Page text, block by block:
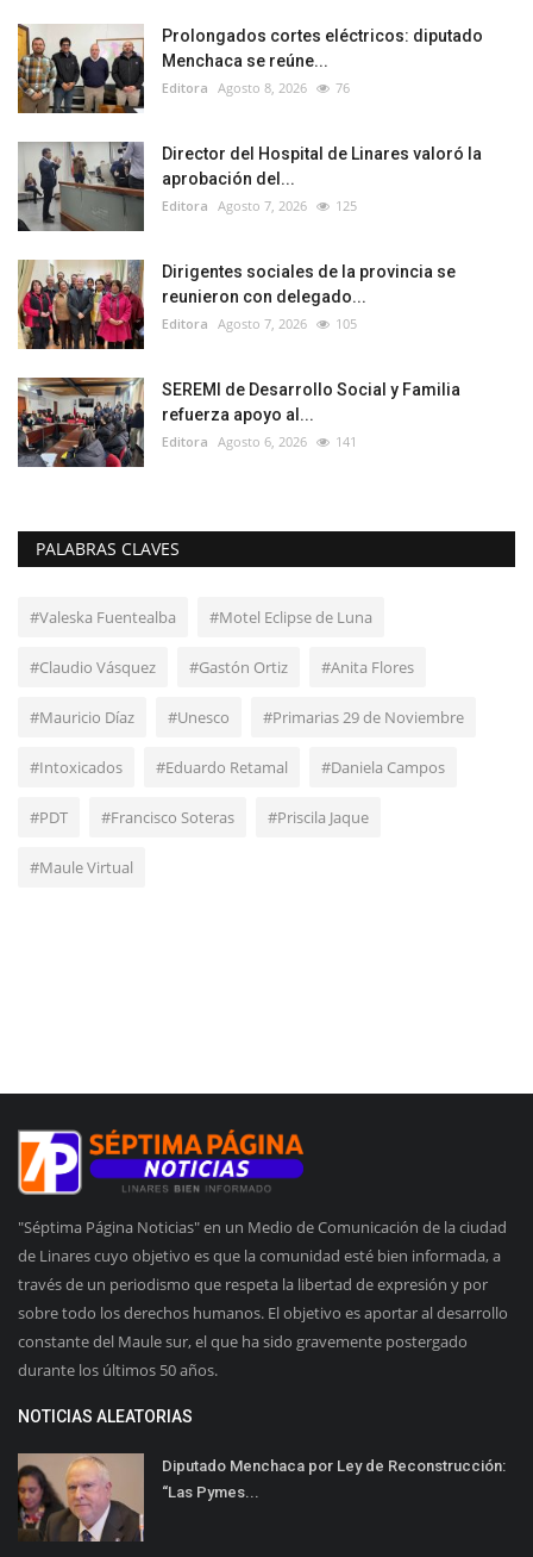
Prolongados cortes eléctricos: diputado
Menchaca se reúne...
Editora Agosto 8, 2026 76
Director del Hospital de Linares valoró la
aprobación del...
Editora Agosto 7, 2026 125
Dirigentes sociales de la provincia se
reunieron con delegado...
Editora Agosto 7, 2026 105
SEREMI de Desarrollo Social y Familia
refuerza apoyo al...
Editora Agosto 6, 2026 141
PALABRAS CLAVES
#Valeska Fuentealba #Motel Eclipse de Luna
#Claudio Vásquez #Gastón Ortiz #Anita Flores
#Mauricio Díaz #Unesco #Primarias 29 de Noviembre
#Intoxicados #Eduardo Retamal #Daniela Campos
#PDT #Francisco Soteras #Priscila Jaque
#Maule Virtual
"Séptima Página Noticias" en un Medio de Comunicación de la ciudad
de Linares cuyo objetivo es que la comunidad esté bien informada, a
través de un periodismo que respeta la libertad de expresión y por
sobre todo los derechos humanos. El objetivo es aportar al desarrollo
constante del Maule sur, el que ha sido gravemente postergado
durante los últimos 50 años.
NOTICIAS ALEATORIAS
Diputado Menchaca por Ley de Reconstrucción:
“Las Pymes...